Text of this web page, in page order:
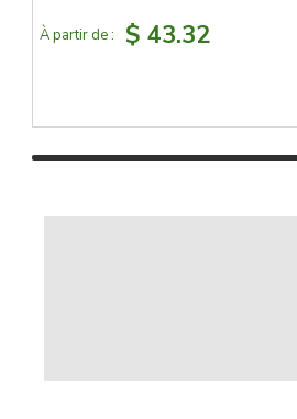
À partir de : $ 43.32